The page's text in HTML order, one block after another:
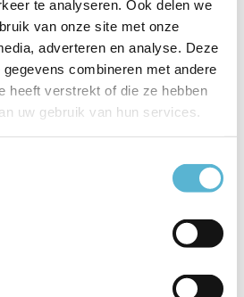
te analyseren. Ook delen we
van onze site met onze
adverteren en analyse. Deze
combineren met andere
heeft verstrekt of die ze hebben
uw gebruik van hun services.
03147/40/38
5411212031990
Lucide